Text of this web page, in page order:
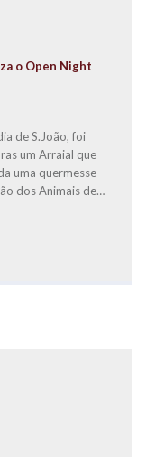
o Open Night
de S.João, foi
um Arraial que
uma quermesse
dos Animais de
associar-
Torres Vedras,
que